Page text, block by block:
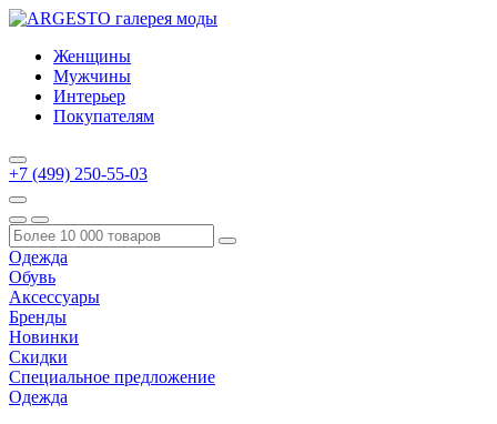
Женщины
Мужчины
Интерьер
Покупателям
+7 (499) 250-55-03
Одежда
Обувь
Аксессуары
Бренды
Новинки
Скидки
Специальное предложение
Одежда